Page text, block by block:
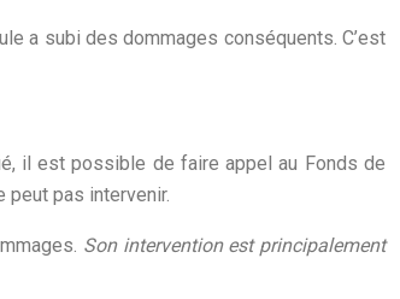
a subi des dommages conséquents. C’est
il est possible de faire appel au Fonds de
peut pas intervenir.
Son intervention est principalement